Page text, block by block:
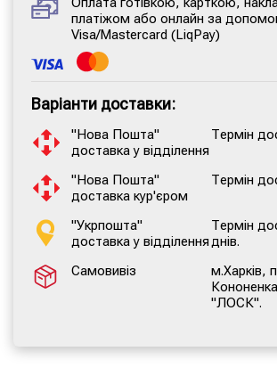
платіжом або онлайн за
Visa/Mastercard (LiqPay)
Варіанти доставки:
"Нова Пошта"
доставка у відділення
Термін
"Нова Пошта"
доставка кур'єром
Термін
"Укрпошта"
доставка у відділення
Термін
днів.
Самовивіз
м.Харків,
"ЛОСК".